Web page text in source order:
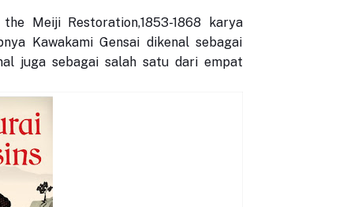
Meiji Restoration,1853-1868 karya
Kawakami Gensai dikenal sebagai
juga sebagai salah satu dari empat